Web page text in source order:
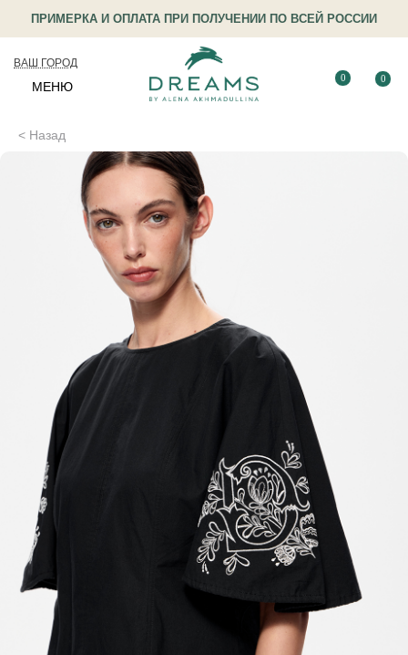
ПРИМЕРКА И ОПЛАТА ПРИ ПОЛУЧЕНИИ ПО ВСЕЙ РОССИИ
ВАШ ГОРОД
МЕНЮ
0 0
< Назад